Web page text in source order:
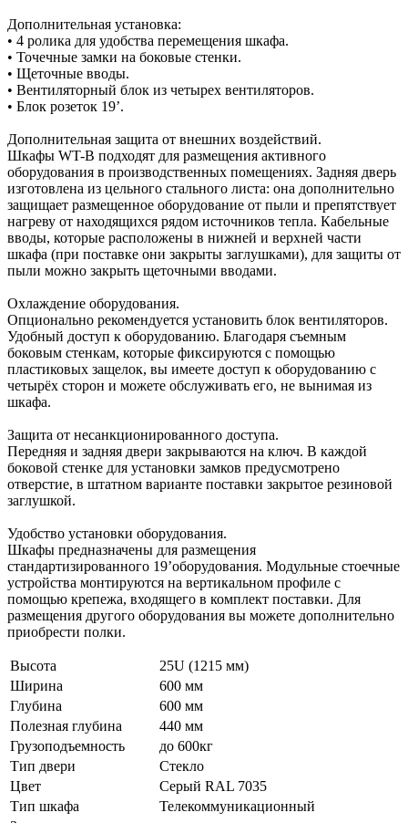
Дополнительная установка:
• 4 ролика для удобства перемещения шкафа.
• Точечные замки на боковые стенки.
• Щеточные вводы.
• Вентиляторный блок из четырех вентиляторов.
• Блок розеток 19’.
Дополнительная защита от внешних воздействий.
Шкафы WT-B подходят для размещения активного
оборудования в производственных помещениях. Задняя дверь
изготовлена из цельного стального листа: она дополнительно
защищает размещенное оборудование от пыли и препятствует
нагреву от находящихся рядом источников тепла. Кабельные
вводы, которые расположены в нижней и верхней части
шкафа (при поставке они закрыты заглушками), для защиты от
пыли можно закрыть щеточными вводами.
Охлаждение оборудования.
Опционально рекомендуется установить блок вентиляторов.
Удобный доступ к оборудованию. Благодаря съемным
боковым стенкам, которые фиксируются с помощью
пластиковых защелок, вы имеете доступ к оборудованию с
четырёх сторон и можете обслуживать его, не вынимая из
шкафа.
Защита от несанкционированного доступа.
Передняя и задняя двери закрываются на ключ. В каждой
боковой стенке для установки замков предусмотрено
отверстие, в штатном варианте поставки закрытое резиновой
заглушкой.
Удобство установки оборудования.
Шкафы предназначены для размещения
стандартизированного 19’оборудования. Модульные стоечные
устройства монтируются на вертикальном профиле с
помощью крепежа, входящего в комплект поставки. Для
размещения другого оборудования вы можете дополнительно
приобрести полки.
Высота
25U (1215 мм)
Ширина
600 мм
Глубина
600 мм
Полезная глубина
440 мм
Грузоподъемность
до 600кг
Тип двери
Стекло
Цвет
Серый RAL 7035
Тип шкафа
Телекоммуникационный